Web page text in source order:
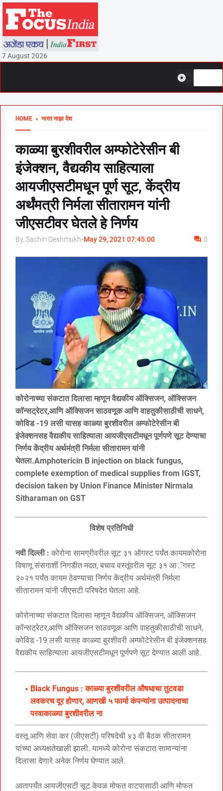
7 August 2026
HOME » भारत माझा देश
काळ्या बुरशीवरील अम्फोटेरेसीन बी
इंजेक्शन, वैद्यकीय साहित्याला
आयजीएसटीमधून पूर्ण सूट, केंद्रीय
अर्थंमत्री निर्मला सीतारामन यांनी
जीएसटीवर घेतले हे निर्णय
By, Sachin Deshmukh-May 29, 2021 07:45:00 0
कोरोनाच्या संकटात दिलासा म्हणून वैद्यकीय ऑक्सिजन, ऑक्सिजन
कॉन्सट्रेटर,आणि ऑक्सिजन साठवणूक आणि वाहतुकीसाठीची साधने,
कोविड -19 लसी यासह काळ्या बुरशीवरील अम्फोटेरेसीन बी
इंजेक्शनसह वैद्यकीय साहित्याला आयजीएसटीमधून पूर्णपणे सूट देण्याचा
निर्णय केंद्रीय अर्थमंत्री निर्मला सीतारामन यांनी
घेतला.Amphotericin B injection on black fungus,
complete exemption of medical supplies from IGST,
decision taken by Union Finance Minister Nirmala
Sitharaman on GST
विशेष प्रतिनिधी
नवी दिल्ली : कोरोना सामग्रीवरील सूट ३१ ऑगस्ट पर्यंत कायमकोरोना
विषाणू संसगार्शी निगडीत मदत, बचाव वस्तूंवरील सूट ३१ आॅगस्ट
२०२१ पर्यंत कायम ठेवण्याचा निर्णय केंद्रीय अर्थमंत्री निर्मला
सीतारामन यांनी जीएसटी परिषदेत घेतला आहे.
कोरोनाच्या संकटात दिलासा म्हणून वैद्यकीय ऑक्सिजन, ऑक्सिजन
कॉन्सट्रेटर,आणि ऑक्सिजन साठवणूक आणि वाहतुकीसाठीची साधने,
कोविड -19 लसी यासह काळ्या बुरशीवरी अम्फोटेरेसीन बी इंजेक्शनसह
वैद्यकीय साहित्याला आयजीएसटीमधून पूर्णपणे सूट देण्यात आली आहे.
Black Fungus : काळ्या बुरशीवरील औषधाचा तुटवडा
लवकरच दूर होणार, आणखी ५ फार्मा कंपन्यांना उत्पादनाचा
परवाकाळ्या बुरशीवरील ना
वस्तू आणि सेवा कर (जीएसटी) परिषदेची ४३ वी बैठक सीतारामन
यांच्या अध्यक्षतेखाली झाली. यामध्ये कोरोना संकटात सामान्यांना
दिलासा देणारे अनेक निर्णय घेण्यात आले.
आतापर्यंत आयजीएसटी सूट केवळ मोफत वाटपासाठी आणि मोफत